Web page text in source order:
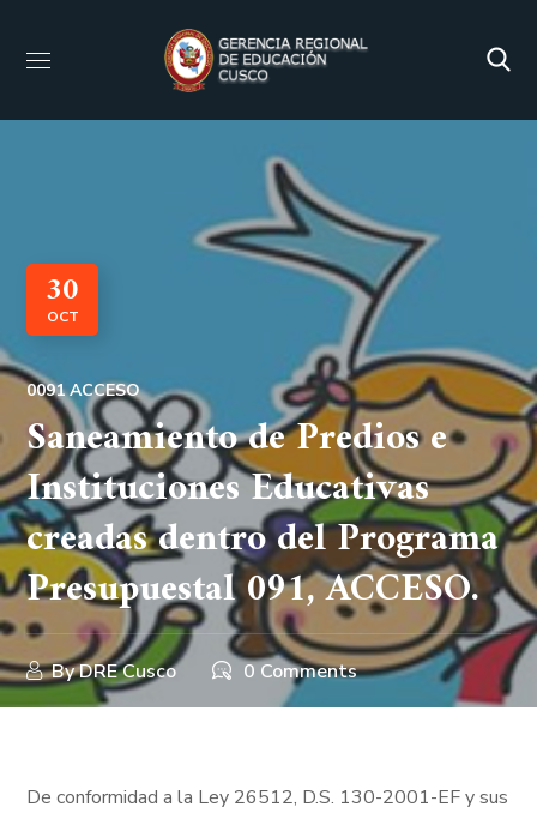
30
OCT
0091 ACCESO
Saneamiento de Predios e
Instituciones Educativas
creadas dentro del Programa
Presupuestal 091, ACCESO.
ByDRE Cusco 0 Comments
De conformidad a la Ley 26512, D.S. 130-2001-EF y sus